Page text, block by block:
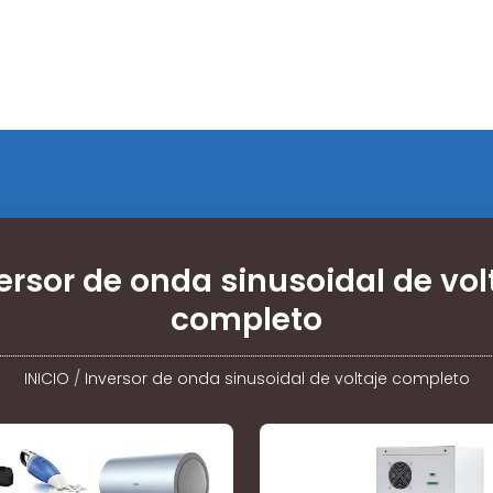
de onda sinusoidal de
completo
INICIO / Inversor de onda sinusoidal de voltaje completo